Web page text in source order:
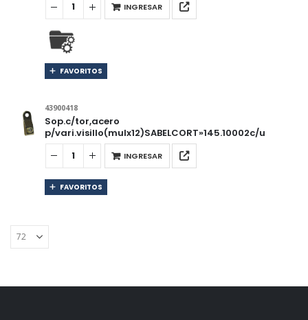
INGRESAR
FAVORITOS
43900418
Sop.c/tor,acero
p/vari.visillo(mulx12)SABELCORT»145.10002c/u
INGRESAR
FAVORITOS